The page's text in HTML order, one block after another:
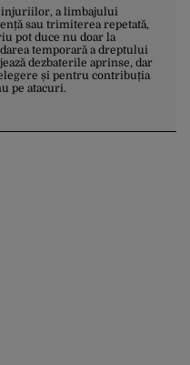
injuriilor, a limbajului
sau trimiterea repetată,
pot duce nu doar la
temporară a dreptului
dezbaterile aprinse, dar
și pentru contribuția
pe atacuri.